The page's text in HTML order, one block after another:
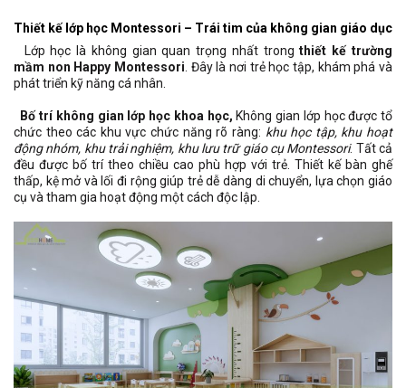
Thiết kế lớp học Montessori – Trái tim của không gian giáo dục
Lớp học là không gian quan trọng nhất trongthiết kế trường
mầm non Happy Montessori . Đây là nơi trẻ học tập, khám phá và
phát triển kỹ năng cá nhân.
Bố trí không gian lớp học khoa học, Không gian lớp học được tổ
chức theo các khu vực chức năng rõ ràng: khu học tập, khu hoạt
động nhóm, khu trải nghiệm, khu lưu trữ giáo cụ Montessori. Tất cả
đều được bố trí theo chiều cao phù hợp với trẻ. Thiết kế bàn ghế
thấp, kệ mở và lối đi rộng giúp trẻ dễ dàng di chuyển, lựa chọn giáo
cụ và tham gia hoạt động một cách độc lập.